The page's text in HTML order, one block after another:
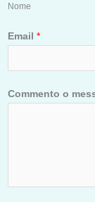
Nome
Email *
Commento o